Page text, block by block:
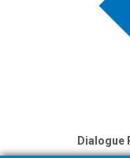
Dialogue